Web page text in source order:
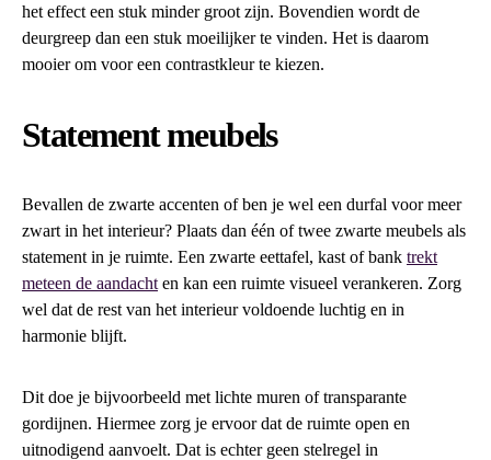
het effect een stuk minder groot zijn. Bovendien wordt de
deurgreep dan een stuk moeilijker te vinden. Het is daarom
mooier om voor een contrastkleur te kiezen.
Statement meubels
Bevallen de zwarte accenten of ben je wel een durfal voor meer
zwart in het interieur? Plaats dan één of twee zwarte meubels als
statement in je ruimte. Een zwarte eettafel, kast of bank trekt
meteen de aandacht en kan een ruimte visueel verankeren. Zorg
wel dat de rest van het interieur voldoende luchtig en in
harmonie blijft.
Dit doe je bijvoorbeeld met lichte muren of transparante
gordijnen. Hiermee zorg je ervoor dat de ruimte open en
uitnodigend aanvoelt. Dat is echter geen stelregel in